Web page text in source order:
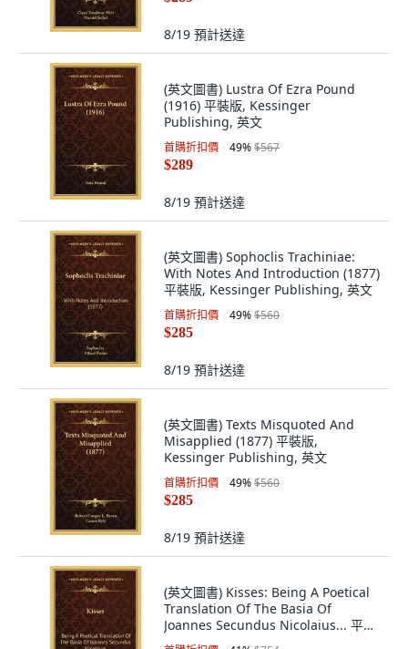
8/19 預計送達
(英文圖書) Lustra Of Ezra Pound
(1916) 平裝版, Kessinger
Publishing, 英文
首購折扣價 49%$567
$289
8/19 預計送達
(英文圖書) Sophoclis Trachiniae:
With Notes And Introduction (1877)
平裝版, Kessinger Publishing, 英文
首購折扣價 49%$560
$285
8/19 預計送達
(英文圖書) Texts Misquoted And
Misapplied (1877) 平裝版,
Kessinger Publishing, 英文
首購折扣價 49%$560
$285
8/19 預計送達
(英文圖書) Kisses: Being A Poetical
Translation Of The Basia Of
Joannes Secundus Nicolaius... 平裝
版, Kessinger Publishing, 英文